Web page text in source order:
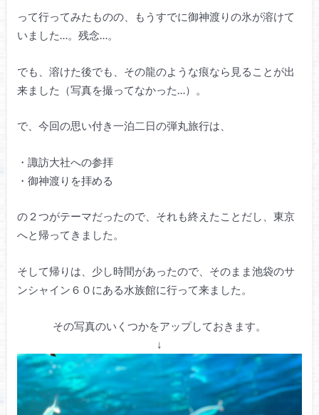
って行ってみたものの、もうすでに御神渡りの氷が溶けて
いました…。残念…。
でも、溶けた後でも、その龍のような痕なら見ることが出
来ました（写真を撮ってなかった…）。
で、今回の思い付き一泊二日の弾丸旅行は、
・諏訪大社への参拝
・御神渡りを拝める
の２つがテーマだったので、それも終えたことだし、東京
へと帰ってきました。
そして帰りは、少し時間があったので、そのまま池袋のサ
ンシャイン６０にある水族館に行って来ました。
その写真のいくつかをアップしておきます。
↓